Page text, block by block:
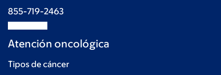
855-719-2463
Atención oncológica
Tipos de cáncer